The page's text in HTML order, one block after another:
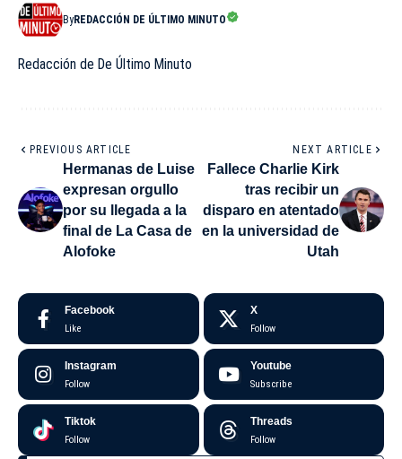
ByREDACCIÓN DE ÚLTIMO MINUTO
Redacción de De Último Minuto
PREVIOUS ARTICLE
Hermanas de Luise
expresan orgullo
por su llegada a la
final de La Casa de
Alofoke
NEXT ARTICLE
Fallece Charlie Kirk
tras recibir un
disparo en atentado
en la universidad de
Utah
Facebook
Like
X
Follow
Instagram
Follow
Youtube
Subscribe
Tiktok
Follow
Threads
Follow